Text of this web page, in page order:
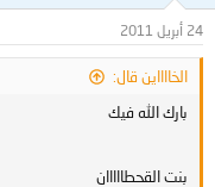
24 أبريل 2011
الخااااين قال:
بارك الله فيك
بنت القحطااااان